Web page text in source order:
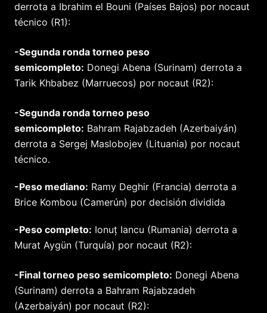
derrota a Ibrahim el Bouni (Países Bajos) por nocaut
técnico (R1):
-Segunda ronda torneo peso
semicompleto: Donegi Abena (Surinam) derrota a
Tarik Khbabez (Marruecos) por nocaut (R2):
-Segunda ronda torneo peso
semicompleto: Bahram Rajabzadeh (Azerbaiyán)
derrota a Sergej Maslobojev (Lituania) por nocaut
técnico.
-Peso mediano: Ramy Deghir (Francia) derrota a
Brice Kombou (Camerún) por decisión dividida
-Peso completo: Ionuț Iancu (Rumania) derrota a
Murat Aygün (Turquía) por nocaut (R2):
-Final torneo peso semicompleto: Donegi Abena
(Surinam) derrota a Bahram Rajabzadeh
(Azerbaiyán) por nocaut (R2):